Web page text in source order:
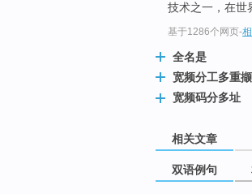
技术之一，在世
基于1286个网页-
全名是
宽频分工多重
宽频码分多址
相关文章
双语例句